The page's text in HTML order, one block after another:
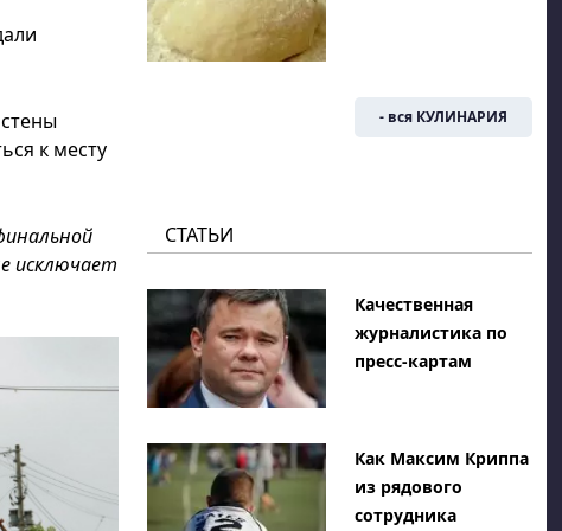
к месту
исключает
- вся КУЛИНАРИЯ
СТАТЬИ
Качественная
журналистика по
пресс-картам
Как Максим Криппа
из рядового
сотрудника